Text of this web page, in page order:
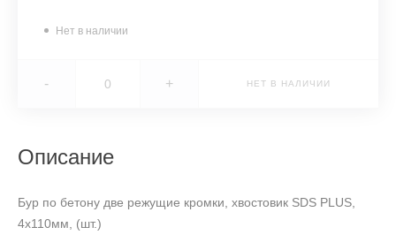
Нет в наличии
- + НЕТ В НАЛИЧИИ
Описание
Бур по бетону две режущие кромки, хвостовик SDS PLUS,
4х110мм, (шт.)